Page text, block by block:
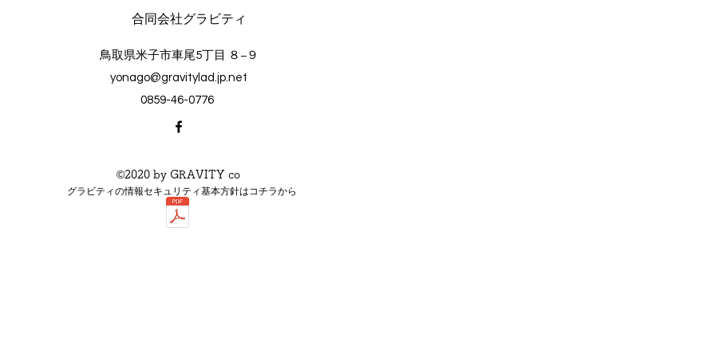
​合同会社グラビティ
鳥取県米子市車尾5丁目 ８−９
yonago@gravitylad.jp.net
0859-46-0776
©2020 by GRAVITY co
グラビティの情報セキュリティ基本方針はコチラから